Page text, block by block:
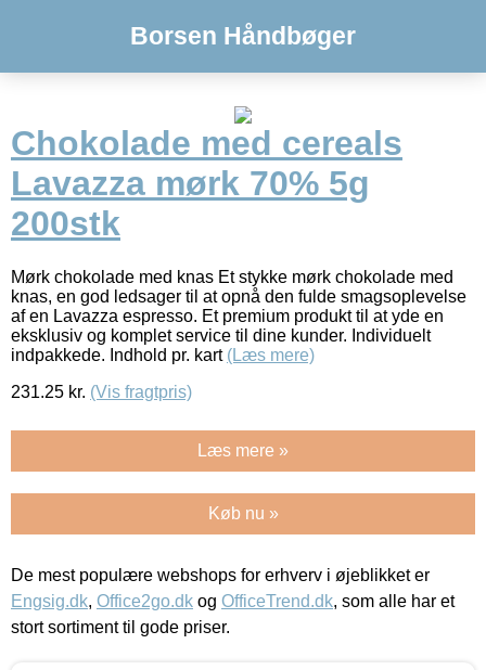
Borsen Håndbøger
Chokolade med cereals
Lavazza mørk 70% 5g
200stk
Mørk chokolade med knas Et stykke mørk chokolade med
knas, en god ledsager til at opnå den fulde smagsoplevelse
af en Lavazza espresso. Et premium produkt til at yde en
eksklusiv og komplet service til dine kunder. Individuelt
indpakkede. Indhold pr. kart (Læs mere)
231.25 kr. (Vis fragtpris)
Læs mere »
Køb nu »
De mest populære webshops for erhverv i øjeblikket er
Engsig.dk, Office2go.dk og OfficeTrend.dk, som alle har et
stort sortiment til gode priser.